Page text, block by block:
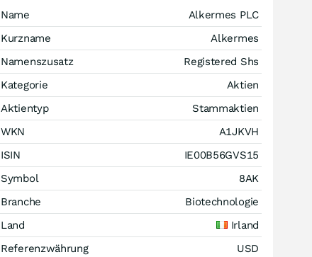
Name
Alkermes PLC
Kurzname
Alkermes
Namenszusatz
Registered Shs
Kategorie
Aktien
Aktientyp
Stammaktien
WKN
A1JKVH
ISIN
IE00B56GVS15
Symbol
8AK
Branche
Biotechnologie
Land
Irland
Referenzwährung
USD